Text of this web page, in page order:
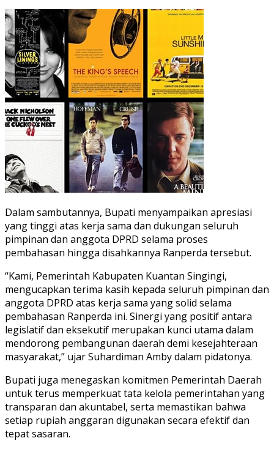
Dalam sambutannya, Bupati menyampaikan apresiasi
yang tinggi atas kerja sama dan dukungan seluruh
pimpinan dan anggota DPRD selama proses
pembahasan hingga disahkannya Ranperda tersebut.
“Kami, Pemerintah Kabupaten Kuantan Singingi,
mengucapkan terima kasih kepada seluruh pimpinan dan
anggota DPRD atas kerja sama yang solid selama
pembahasan Ranperda ini. Sinergi yang positif antara
legislatif dan eksekutif merupakan kunci utama dalam
mendorong pembangunan daerah demi kesejahteraan
masyarakat,” ujar Suhardiman Amby dalam pidatonya.
Bupati juga menegaskan komitmen Pemerintah Daerah
untuk terus memperkuat tata kelola pemerintahan yang
transparan dan akuntabel, serta memastikan bahwa
setiap rupiah anggaran digunakan secara efektif dan
tepat sasaran.